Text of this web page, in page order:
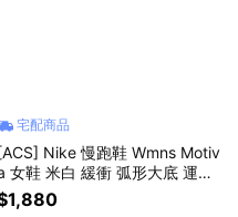
宅配商品
Nike 慢跑鞋 Wmns Motiv
女鞋 米白 緩衝 弧形大底 運動
DV1238-113